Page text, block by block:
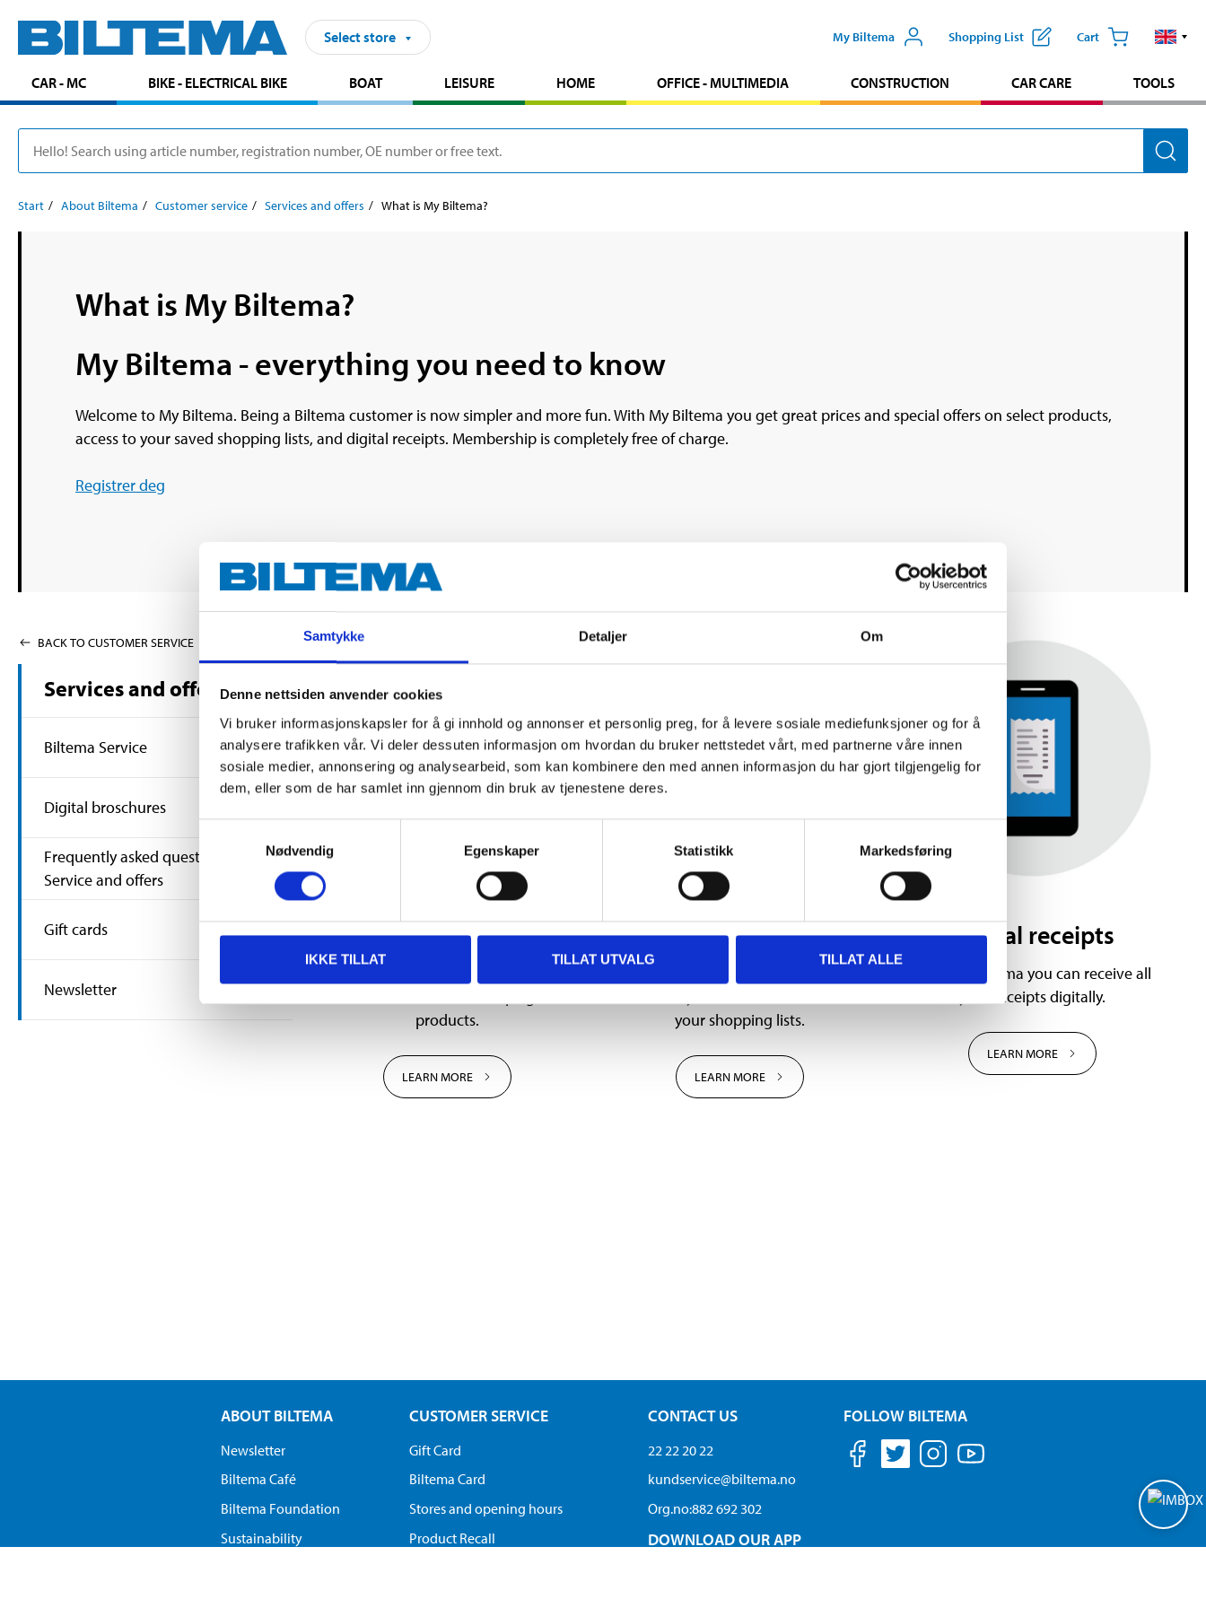
Samtykke Detaljer Om
Denne nettsiden anvender cookies
Vi bruker informasjonskapsler for å gi innhold og annonser et personlig preg, for å levere sosiale mediefunksjoner og for å
analysere trafikken vår. Vi deler dessuten informasjon om hvordan du bruker nettstedet vårt, med partnerne våre innen
sosiale medier, annonsering og analysearbeid, som kan kombinere den med annen informasjon du har gjort tilgjengelig for
dem, eller som de har samlet inn gjennom din bruk av tjenestene deres.
Nødvendig
Egenskaper Statistikk Markedsføring
IKKE TILLAT TILLAT UTVALG TILLAT ALLE
Select store My Biltema Shopping List Cart
CAR - MC BIKE - ELECTRICAL BIKE BOAT LEISURE HOME OFFICE - MULTIMEDIA CONSTRUCTION CAR CARE TOOLS
Start About Biltema Customer service Services and offers What is My Biltema?
What is My Biltema?
My Biltema - everything you need to know
Welcome to My Biltema. Being a Biltema customer is now simpler and more fun. With My Biltema you get great prices and special offers on select products,
access to your saved shopping lists, and digital receipts. Membership is completely free of charge.
Registrer deg
BACK TO CUSTOMER SERVICE
Services and offers
Biltema Service
Digital broschures
Frequently asked questions about
Service and offers
Gift cards
Newsletter
Offers
products.
LEARN MORE
Shopping lists
your shopping lists.
LEARN MORE
Digital receipts
With My Biltema you can receive all
your receipts digitally.
LEARN MORE
ABOUT BILTEMA
Newsletter
Biltema Café
Biltema Foundation
Sustainability
CUSTOMER SERVICE
Gift Card
Biltema Card
Stores and opening hours
Product Recall
CONTACT US
22 22 20 22
kundservice@biltema.no
Org.no:882 692 302
DOWNLOAD OUR APP
FOLLOW BILTEMA